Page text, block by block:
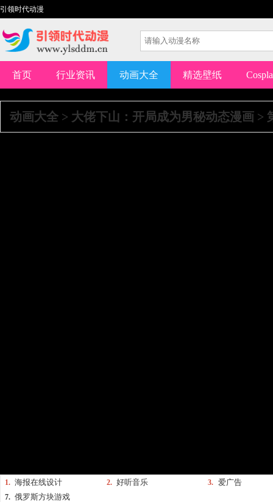
引领时代动漫
首页 行业资讯 动画大全 精选壁纸
动画大全 > 大佬下山：开局成为男秘动态漫画 >